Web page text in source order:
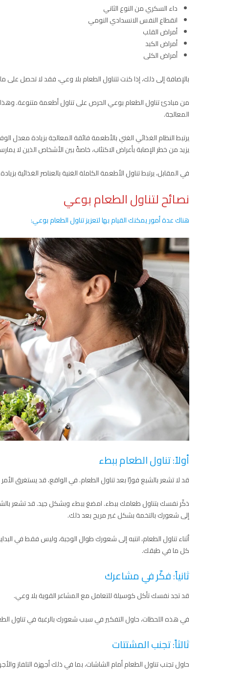
داء السكري من النوع الثاني
انقطاع النفس الانسدادي النومي
أمراض القلب
أمراض الكبد
أمراض الكلى
بالإضافة إلى ذلك، إذا كنت تتناول الطعام بلا وعي، فقد لا تحصل على
من مبادئ تناول الطعام بوعي الحرص على تناول أطعمة متنوعة. وهذا
المعالجة.
يرتبط النظام الغذائي الغني بالأطعمة فائقة المعالجة بزيادة معدل
يزيد من خطر الإصابة بأعراض الاكتئاب، خاصةً بين الأشخاص الذين لا
في المقابل، يرتبط تناول الأطعمة الكاملة الغنية بالعناصر الغذائية
نصائح لتناول الطعام بوعي
هناك عدة أمور يمكنك القيام بها لتعزيز تناول الطعام بوعي:
أولاً: تناول الطعام ببطء
قد لا تشعر بالشبع فورًا بعد تناول الطعام. في الواقع، قد يستغرق
ذكّر نفسك بتناول طعامك ببطء. امضغ ببطء وبشكل جيد. قد تشعر
إلى شعورك بالتخمة بشكل غير مريح بعد ذلك.
أثناء تناول الطعام، انتبه إلى شعورك طوال الوجبة، وليس فقط في
كل ما في طبقك.
ثانياً: فكّر في مشاعرك
قد تجد نفسك تأكل كوسيلة للتعامل مع المشاعر القوية بلا وعي.
في هذه اللحظات، حاول التفكير في سبب شعورك بالرغبة في تناول
ثالثاً: تجنب المشتتات
حاول تجنب تناول الطعام أمام الشاشات، بما في ذلك أجهزة التلفاز